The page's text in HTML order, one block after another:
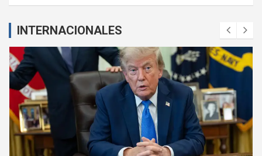
INTERNACIONALES